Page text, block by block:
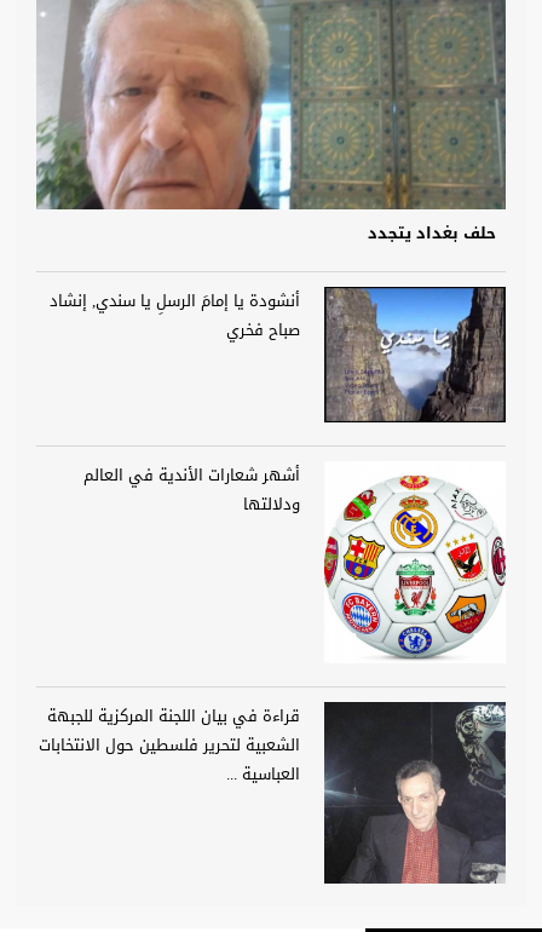
حلف بغداد يتجدد
أنشودة يا إمامَ الرسلِ يا سندي, إنشاد
صباح فخري
أشهر شعارات الأندية في العالم
ودلالتها
قراءة في بيان اللجنة المركزية للجبهة
الشعبية لتحرير فلسطين حول الانتخابات
العباسية ...